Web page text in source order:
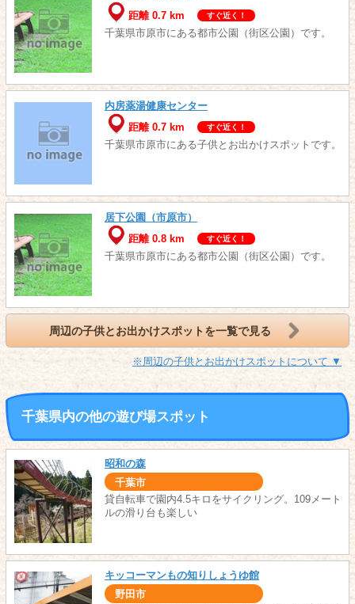
距離 0.7 km
すぐ近く！
千葉県市原市にある都市公園（街区公園）です。
内房薬湯健康センター
距離 0.7 km
すぐ近く！
千葉県市原市にある子供とお出かけスポットです。
居下公園（市原市）
距離 0.8 km
すぐ近く！
千葉県市原市にある都市公園（街区公園）です。
周辺の子供とお出かけスポットを一覧で見る
※周辺の子供とお出かけスポットについて ▼
千葉県内の他の遊び場スポット
昭和の森
千葉市
貸自転車で園内4.5キロをサイクリング。109メート
ルの滑り台も楽しい
キッコーマンもの知りしょうゆ館
野田市